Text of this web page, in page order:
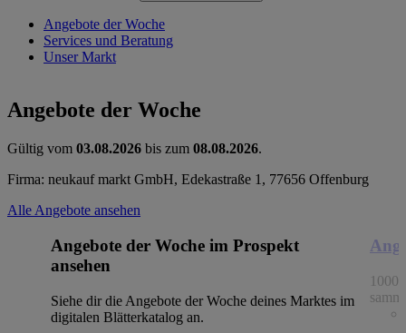
Angebote der Woche
Services und Beratung
Unser Markt
Angebote der Woche
Gültig vom 03.08.2026 bis zum 08.08.2026.
Firma: neukauf markt GmbH, Edekastraße 1, 77656 Offenburg
Alle Angebote ansehen
Angebote der Woche im Prospekt
ansehen
Siehe dir die Angebote der Woche deines Marktes im
digitalen Blätterkatalog an.
1000